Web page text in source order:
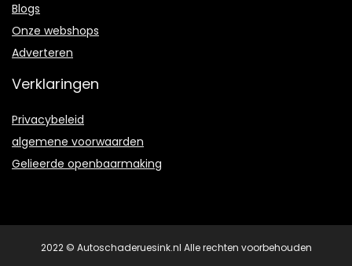
Blogs
Onze webshops
Adverteren
Verklaringen
Privacybeleid
algemene voorwaarden
Gelieerde openbaarmaking
2022 © Autoschaderuesink.nl Alle rechten voorbehouden